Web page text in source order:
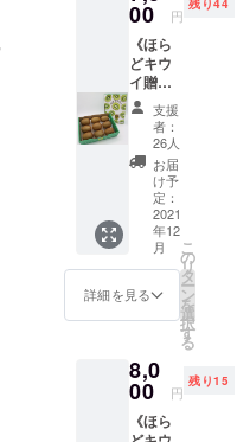
と高低差が
大きく、北
部と南部で
は気候が大
きく異なり
ます。
北部の郡
上地域は積
雪量が多
く、スキー
場が点在。
郡上踊りを
始め、鮎・
紅葉など四
季を通じて
大勢の人が
いませ
ん。
ほらど
キウイ
の厳選
品９玉
をお届
けしま
す。本
商品を
ご購入
いただ
くこと
で岐阜
県関市
洞戸で
キウイ
の苗木
できま
す。植
樹後に
岐阜県
00 円
残り44
《ほら
どキウ
イ贈答
用１８
玉》・
贈答用
９玉入
箱 ・
料 ・
キウイ
苗木代
金１本
分 ・
お礼の
紙
ほらど
キウイ
の厳選
支援
者：
26人
お届
け予
定：
2021
年12
月
詳細を見る
こ
の
リ
タ
ー
ン
を
選
択
す
る
8,0
00 円
残り15
《ほら